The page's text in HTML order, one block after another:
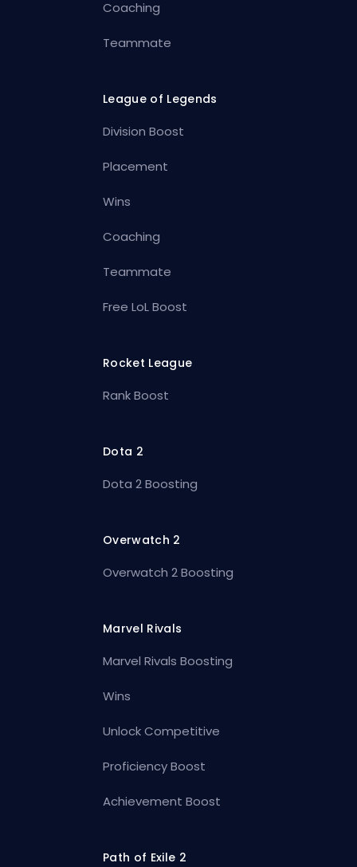
Coaching
Teammate
League of Legends
Division Boost
Placement
Wins
Coaching
Teammate
Free LoL Boost
Rocket League
Rank Boost
Dota 2
Dota 2 Boosting
Overwatch 2
Overwatch 2 Boosting
Marvel Rivals
Marvel Rivals Boosting
Wins
Unlock Competitive
Proficiency Boost
Achievement Boost
Path of Exile 2